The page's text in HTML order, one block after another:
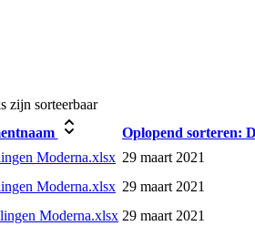
zijn sorteerbaar
Oplopend sorteren:
Moderna.xlsx 29 maart 2021
Moderna.xlsx 29 maart 2021
Moderna.xlsx 29 maart 2021